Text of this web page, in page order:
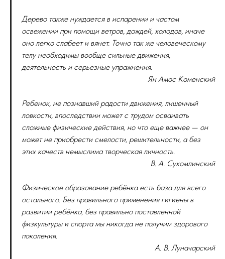
Дерево также нуждается в испарении и частом
освежении при помощи ветров, дождей, холодов, иначе
оно легко слабеет и вянет. Точно так же человеческому
телу необходимы вообще сильные движения,
деятельность и серьезные упражнения.
Ян Амос Коменский
Ребенок, не познавший радости движения, лишенный
ловкости, впоследствии может с трудом осваивать
сложные физические действия, но что еще важнее — он
может не приобрести смелости, решительности, а без
этих качеств немыслима творческая личность.
В. А. Сухомлинский
Физическое образование ребёнка есть база для всего
остального. Без правильного применения гигиены в
развитии ребёнка, без правильно поставленной
физкультуры и спорта мы никогда не получим здорового
поколения.
А. В. Луначарский